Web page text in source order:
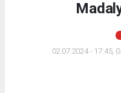
02.07.2024 - 17:45,